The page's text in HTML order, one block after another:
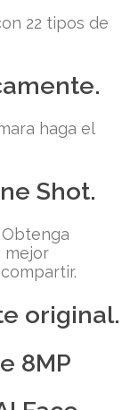
22 tipos de
haga el
Shot.
mejor
original.
8MP